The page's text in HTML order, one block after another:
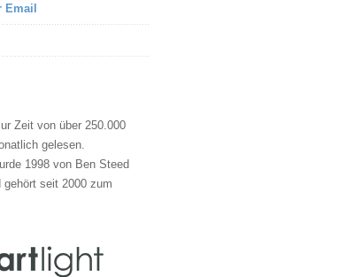
Email
Zeit von über 250.000
gelesen.
1998 von Ben Steed
gehört seit 2000 zum